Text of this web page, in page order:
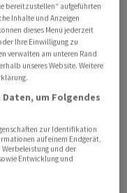
übernehmen
und sind für die
und der
"Doch ihre
ihnen einen
Billigfluglinie
durch die
1700
bereitzustellen“ aufgeführten
Inhalte und Anzeigen
dieses Menü jederzeit
Ihre Einwilligung zu
verwalten am unteren Rand
unseres Website. Weitere
um Folgendes
zur Identifikation
auf einem Endgerät.
Werbeleistung und der
Entwicklung und